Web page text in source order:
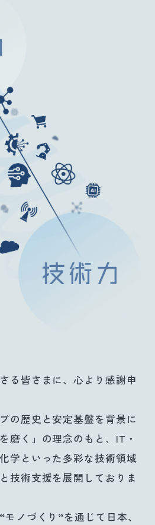
る皆さまに、心より感謝申
の歴史と安定基盤を背景に
磨く」の理念のもと、IT・
学といった多彩な技術領域
技術支援を展開しておりま
ノづくり”を通じて日本、